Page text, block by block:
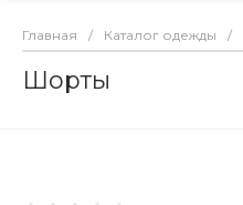
Главная / Каталог одежды /
Шорты